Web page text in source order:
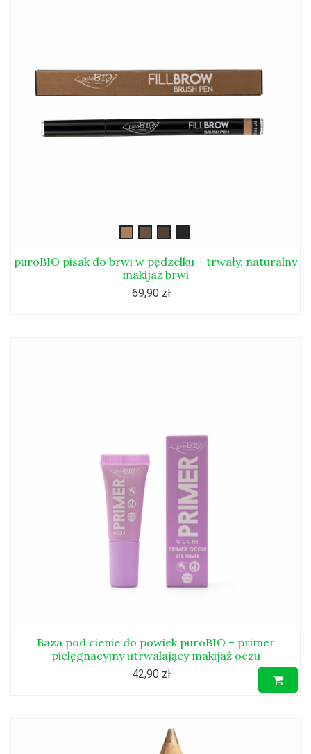
pisak-
do-
brwi
do-
brwi
pisak-
do-
brwi
pisak-
do-
puroBIO pisak do brwi w pędzelku – trwały, naturalny
makijaż brwi
69,90 zł
Baza pod cienie do powiek puroBIO – primer
pielęgnacyjny utrwalający makijaż oczu
42,90 zł